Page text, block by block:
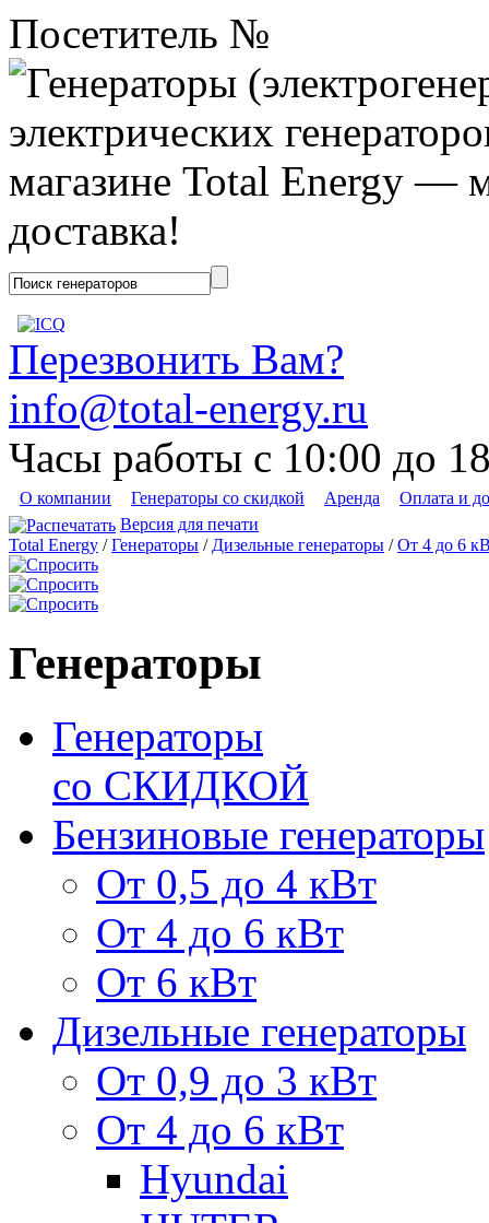
Посетитель №
Перезвонить Вам?
info@total-energy.ru
Часы работы с 10:00 до
О компании Генераторы со скидкой Аренда
Оплата и
Версия для печати
Total Energy /Генераторы / Дизельные генераторы /От 4 до 6
Генераторы
Генераторы
со СКИДКОЙ
Бензиновые генераторы
От 0,5 до 4 кВт
От 4 до 6 кВт
От 6 кВт
Дизельные генераторы
От 0,9 до 3 кВт
От 4 до 6 кВт
Hyundai